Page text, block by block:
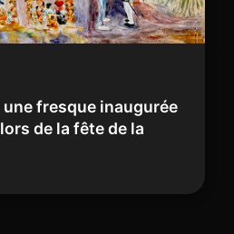
fresque inaugurée
de la fête de la